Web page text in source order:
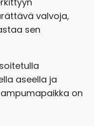
valvoja,
sen
aseella ja
on